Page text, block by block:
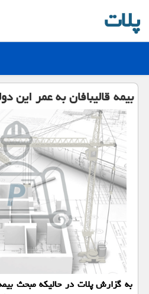
پلات
بیمه قالیبافان به عمر این
به گزارش پلات در حالیکه مبحث